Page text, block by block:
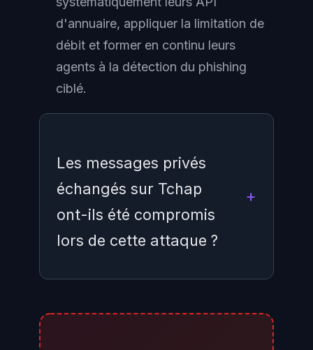
d'annuaire, appliquer la limitation de
débit et former en continu leurs
agents à la détection du phishing
ciblé.
Les messages privés
échangés sur Tchap
ont-ils été compromis
lors de cette attaque ?